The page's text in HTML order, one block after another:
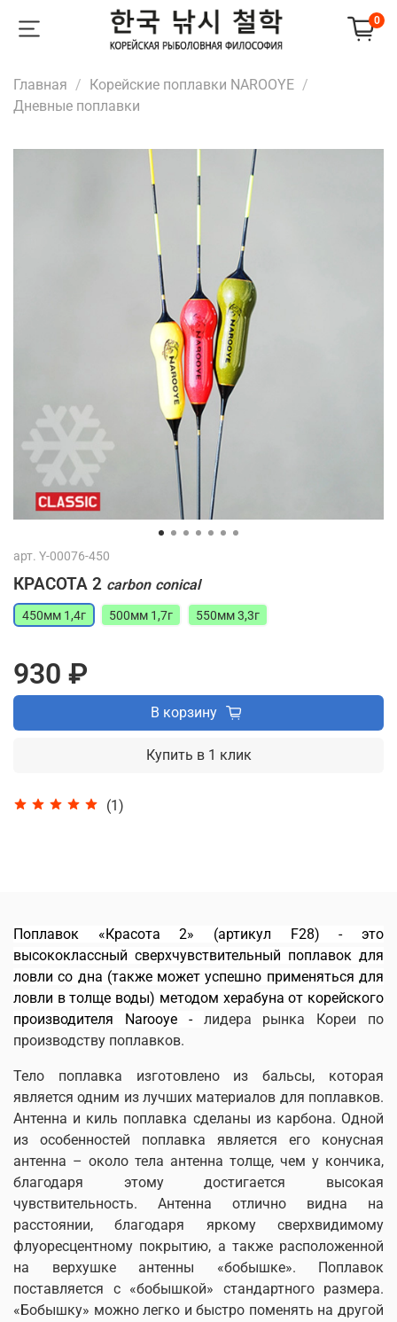
0
Главная
Корейские поплавки NAROOYE
Дневные поплавки
арт. Y-00076-450
КРАСОТА 2 carbon conical
(1)
450мм 1,4г 500мм 1,7г 550мм 3,3г
930 ₽
В корзину
Купить в 1 клик
Поплавок «Красота 2» (артикул F28) - это
высококлассный сверхчувствительный поплавок для
ловли со дна (также может успешно применяться для
ловли в толще воды) методом херабуна от корейского
производителя Narooye - лидера рынка Кореи по
производству поплавков.
Тело поплавка изготовлено из бальсы, которая
является одним из лучших материалов для поплавков.
Антенна и киль поплавка сделаны из карбона. Одной
из особенностей поплавка является его конусная
антенна – около тела антенна толще, чем у кончика,
благодаря этому достигается высокая
чувствительность.
Антенна отлично видна на
расстоянии, благодаря яркому сверхвидимому
флуоресцентному покрытию, а также расположенной
на верхушке антенны «бобышке». Поплавок
поставляется с «бобышкой» стандартного размера.
«Бобышку» можно легко и быстро поменять на другой